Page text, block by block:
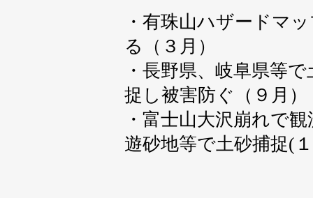
・有珠山ハザードマ
る（３月）
・長野県、岐阜県等
捉し被害防ぐ（９月）
・富士山大沢崩れで
遊砂地等で土砂捕捉(